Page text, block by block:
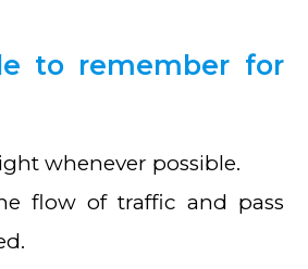
to remember for
whenever possible.
flow of traffic and pass